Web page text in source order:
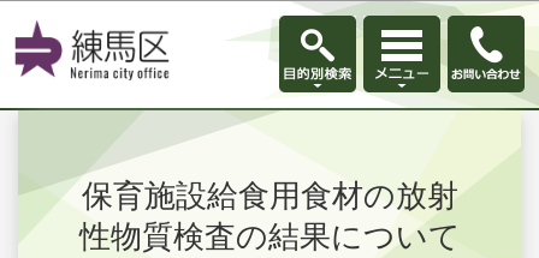
このページの本文へ移動
保育施設給食用食材の放射
性物質検査の結果について